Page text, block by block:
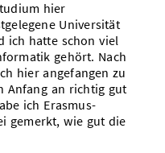
hier
Universität
ich hatte schon viel
gehört. Nach
hier angefangen zu
Anfang an richtig gut
ich Erasmus-
gemerkt, wie gut die